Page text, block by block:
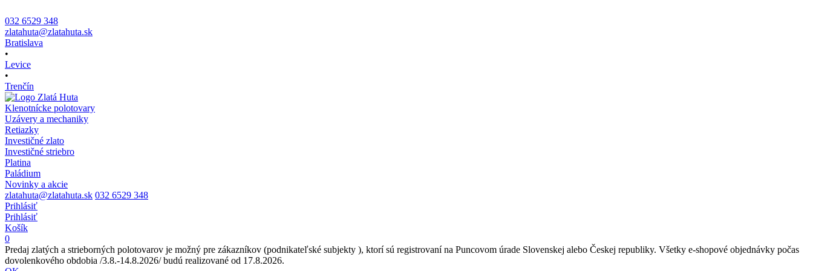
032 6529 348
zlatahuta@zlatahuta.sk
Bratislava
•
Levice
•
Trenčín
Klenotnícke polotovary
Uzávery a mechaniky
Retiazky
Investičné zlato
Investičné striebro
Platina
Paládium
Novinky a akcie
zlatahuta@zlatahuta.sk 032 6529 348
Prihlásiť
Prihlásiť
Košík
0
Predaj zlatých a strieborných polotovarov je možný pre zákazníkov (podnikateľské subjekty ), ktorí sú registrovaní na Puncovom úrade Slovenskej alebo Českej republiky. Všetky e-shopové objednávky počas
dovolenkového obdobia /3.8.-14.8.2026/ budú realizované od 17.8.2026.